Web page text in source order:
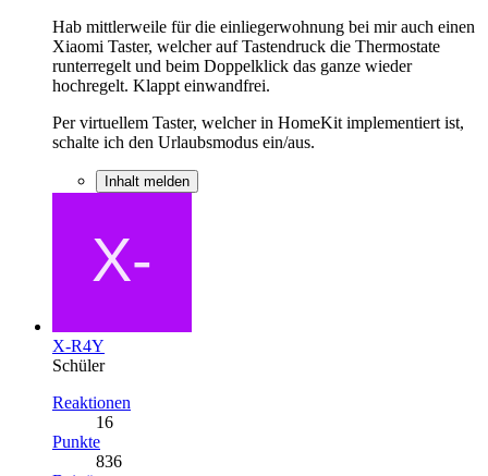
Hab mittlerweile für die einliegerwohnung bei mir auch einen
Xiaomi Taster, welcher auf Tastendruck die Thermostate
runterregelt und beim Doppelklick das ganze wieder
hochregelt. Klappt einwandfrei.
Per virtuellem Taster, welcher in HomeKit implementiert ist,
schalte ich den Urlaubsmodus ein/aus.
Inhalt melden
X-R4Y
Schüler
Reaktionen
16
Punkte
836